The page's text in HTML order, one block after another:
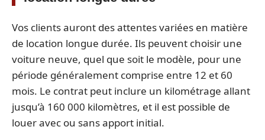
Vos clients auront des attentes variées en matière
de location longue durée. Ils peuvent choisir une
voiture neuve, quel que soit le modèle, pour une
période généralement comprise entre 12 et 60
mois. Le contrat peut inclure un kilométrage allant
jusqu’à 160 000 kilomètres, et il est possible de
louer avec ou sans apport initial.